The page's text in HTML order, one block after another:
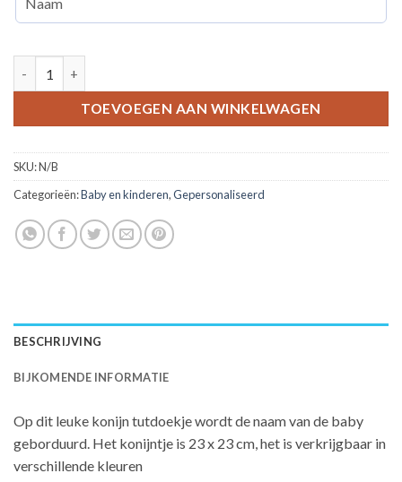
TOEVOEGEN AAN WINKELWAGEN
SKU:N/B
Categorieën:Baby en kinderen,Gepersonaliseerd
BESCHRIJVING
BIJKOMENDE INFORMATIE
Op dit leuke konijn tutdoekje wordt de naam van de baby
geborduurd. Het konijntje is 23 x 23 cm, het is verkrijgbaar in
verschillende kleuren